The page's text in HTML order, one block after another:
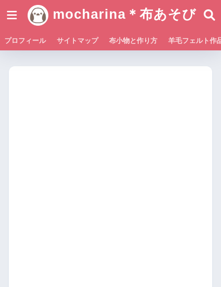
mocharina＊布あそび
プロフィール サイトマップ 布小物と作り方 羊毛フェルト作